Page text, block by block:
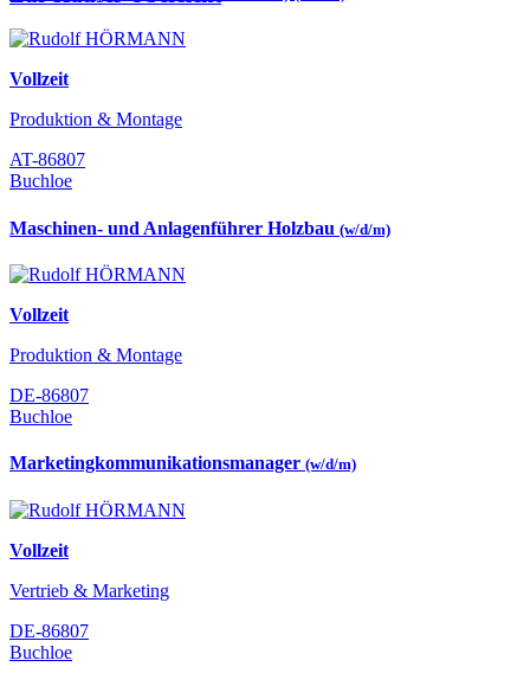
Vollzeit
Produktion & Montage
AT-86807
Buchloe
Maschinen- und Anlagenführer Holzbau (w/d/m)
Vollzeit
Produktion & Montage
DE-86807
Buchloe
Marketingkommunikationsmanager (w/d/m)
Vollzeit
Vertrieb & Marketing
DE-86807
Buchloe